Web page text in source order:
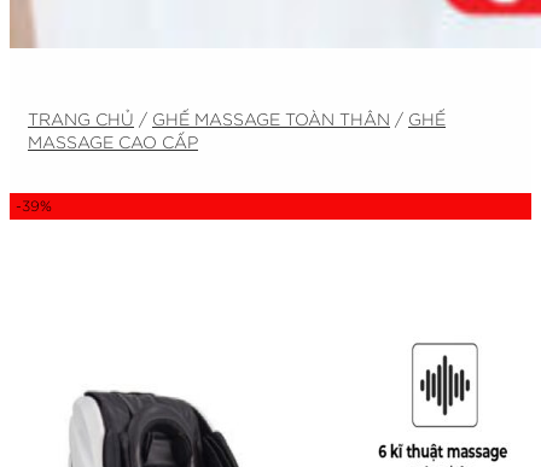
TRANG CHỦ / GHẾ MASSAGE TOÀN THÂN / GHẾ
MASSAGE CAO CẤP
-39%